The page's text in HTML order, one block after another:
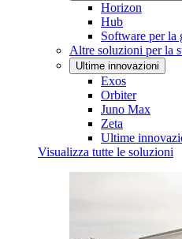
Horizon
Hub
Software per la
Altre soluzioni per la
Ultime innovazioni
Exos
Orbiter
Juno Max
Zeta
Ultime
Visualizza tutte le soluzioni